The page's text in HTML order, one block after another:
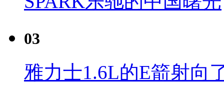
03
雅力士1.6L的E箭射向